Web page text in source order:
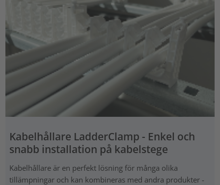
Kabelhållare LadderClamp - Enkel och
snabb installation på kabelstege
Kabelhållare är en perfekt lösning för många olika
tillämpningar och kan kombineras med andra produkter -